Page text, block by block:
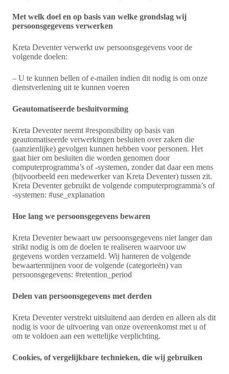
Met welk doel en op basis van welke grondslag wij
persoonsgegevens verwerken
Kreta Deventer verwerkt uw persoonsgegevens voor de
volgende doelen:
– U te kunnen bellen of e-mailen indien dit nodig is om onze
dienstverlening uit te kunnen voeren
Geautomatiseerde besluitvorming
Kreta Deventer neemt #responsibility op basis van
geautomatiseerde verwerkingen besluiten over zaken die
(aanzienlijke) gevolgen kunnen hebben voor personen. Het
gaat hier om besluiten die worden genomen door
computerprogramma’s of -systemen, zonder dat daar een mens
(bijvoorbeeld een medewerker van Kreta Deventer) tussen zit.
Kreta Deventer gebruikt de volgende computerprogramma’s of
-systemen: #use_explanation
Hoe lang we persoonsgegevens bewaren
Kreta Deventer bewaart uw persoonsgegevens niet langer dan
strikt nodig is om de doelen te realiseren waarvoor uw
gegevens worden verzameld. Wij hanteren de volgende
bewaartermijnen voor de volgende (categorieën) van
persoonsgegevens: #retention_period
Delen van persoonsgegevens met derden
Kreta Deventer verstrekt uitsluitend aan derden en alleen als dit
nodig is voor de uitvoering van onze overeenkomst met u of
om te voldoen aan een wettelijke verplichting.
Cookies, of vergelijkbare technieken, die wij gebruiken